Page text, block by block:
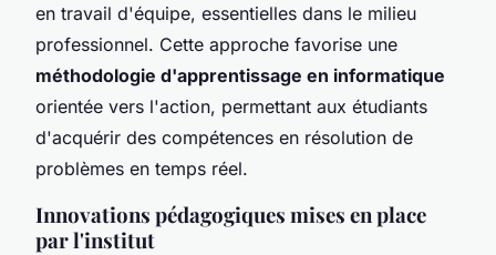
en travail d'équipe, essentielles dans le milieu
professionnel. Cette approche favorise une
méthodologie d'apprentissage en informatique
orientée vers l'action, permettant aux étudiants
d'acquérir des compétences en résolution de
problèmes en temps réel.
Innovations pédagogiques mises en place
par l'institut